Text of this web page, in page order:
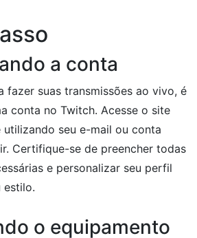
a conta
fazer suas transmissões ao vivo, é
conta no Twitch. Acesse o site
seu e-mail ou conta
Certifique-se de preencher todas
e personalizar seu perfil
estilo.
o equipamento